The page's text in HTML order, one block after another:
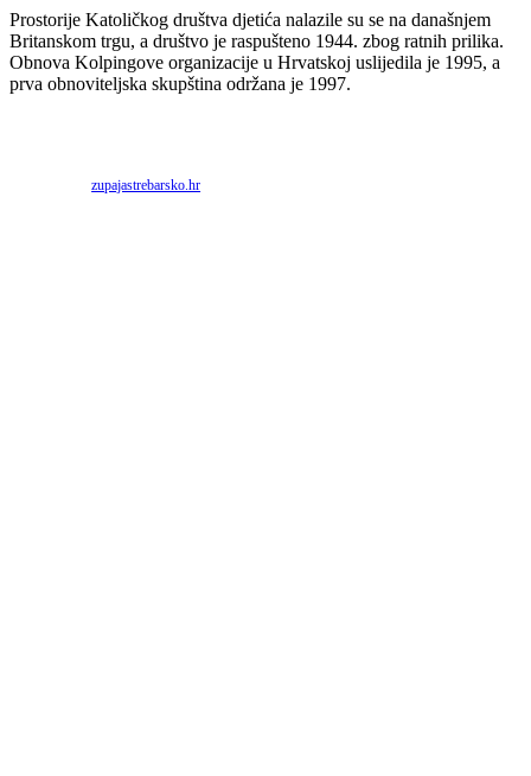
Prostorije Katoličkog društva djetića nalazile su se na današnjem
Britanskom trgu, a društvo je raspušteno 1944. zbog ratnih prilika.
Obnova Kolpingove organizacije u Hrvatskoj uslijedila je 1995, a
prva obnoviteljska skupština održana je 1997.
Izvor:zupajastrebarsko.hr